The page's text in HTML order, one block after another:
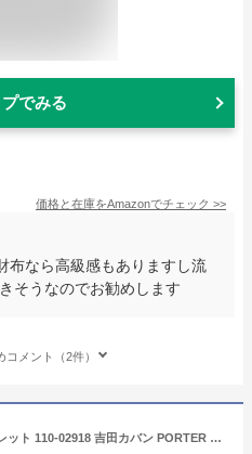
でみる
価格と在庫をAmazonでチェック >>
布なら高級感もありますし流
そうなのでお勧めします
メント（2件）
ポーター シーン ロングウォレット 110-02918 吉田カバン PORTER SHEEN LONG WALLET 長財布 財布 メンズ 本革 薄い ブランド シンプル かぶせ 黒 レディース フラップタイプ ファスナー 小銭入れあり 日本製